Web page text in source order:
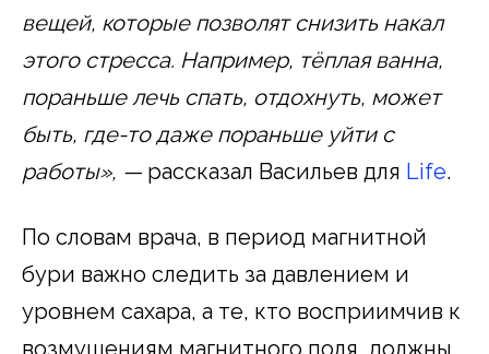
вещей, которые позволят снизить накал
этого стресса. Например, тёплая ванна,
пораньше лечь спать, отдохнуть, может
быть, где-то даже пораньше уйти с
работы», — рассказал Васильев для Life.
По словам врача, в период магнитной
бури важно следить за давлением и
уровнем сахара, а те, кто восприимчив к
возмущениям магнитного поля, должны